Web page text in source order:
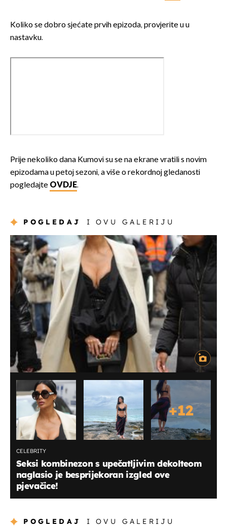
Koliko se dobro sjećate prvih epizoda, provjerite u u
nastavku.
Prije nekoliko dana Kumovi su se na ekrane vratili s novim
epizodama u petoj sezoni, a više o rekordnoj gledanosti
pogledajte OVDJE.
POGLEDAJ I OVU GALERIJU
+12
CELEBRITY
Seksi kombinezon s upečatljivim dekolteom
naglasio je besprijekoran izgled ove
pjevačice!
POGLEDAJ I OVU GALERIJU